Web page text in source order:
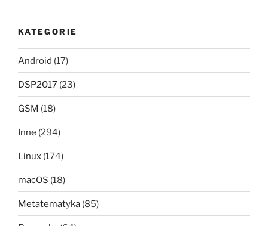
KATEGORIE
Android (17)
DSP2017 (23)
GSM (18)
Inne (294)
Linux (174)
macOS (18)
Metatematyka (85)